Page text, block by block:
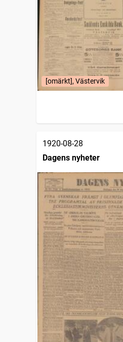
[omärkt], Västervik
1920-08-28
Dagens nyheter